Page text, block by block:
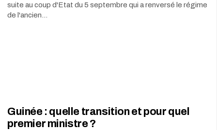
suite au coup d'Etat du 5 septembre qui a renversé le régime
de l'ancien…
Guinée : quelle transition et pour quel
premier ministre ?